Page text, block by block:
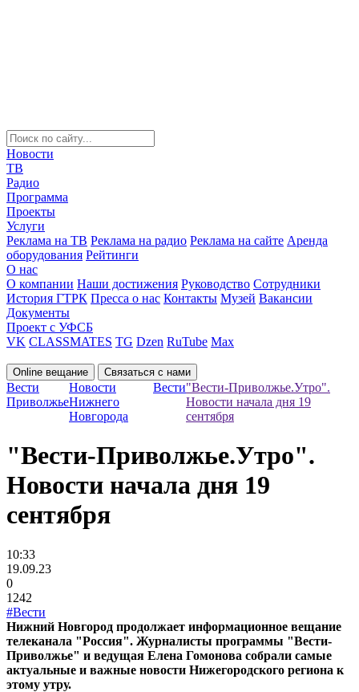
Новости
ТВ
Радио
Программа
Проекты
Услуги
Реклама на ТВ Реклама на радио Реклама на сайте Аренда
оборудования Рейтинги
О нас
О компании Наши достижения Руководство Сотрудники
История ГТРК Пресса о нас Контакты Музей Вакансии
Документы
Проект с УФСБ
VK CLASSMATES TG Dzen RuTube Max
Online вещание Связаться с нами
Вести
Приволжье
Новости
Нижнего
Новгорода
Вести"Вести-Приволжье.Утро".
Новости начала дня 19
сентября
"Вести-Приволжье.Утро".
Новости начала дня 19
сентября
10:33
19.09.23
0
1242
#Вести
Нижний Новгород продолжает информационное вещание
телеканала "Россия". Журналисты программы "Вести-
Приволжье" и ведущая Елена Гомонова собрали самые
актуальные и важные новости Нижегородского региона к
этому утру.